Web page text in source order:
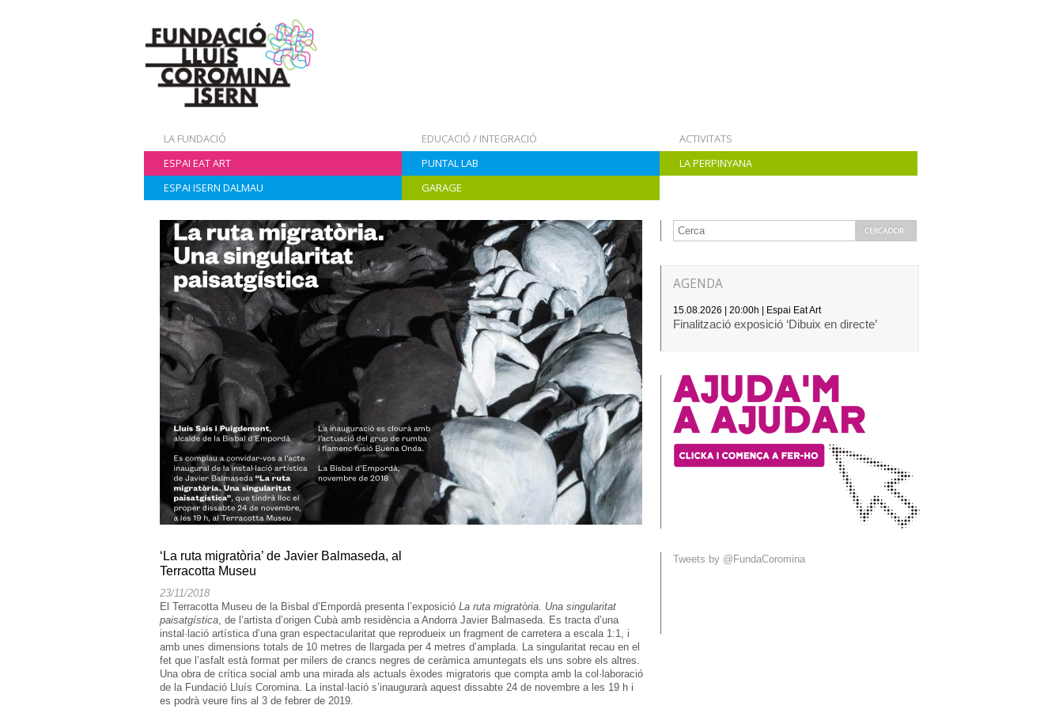
LA FUNDACIÓ EDUCACIÓ / INTEGRACIÓ
ACTIVITATS
ESPAI EAT ART
PUNTAL LAB
LA PERPINYANA
ESPAI ISERN DALMAU
GARAGE
‘La ruta migratòria’ de Javier Balmaseda, al
Terracotta Museu
23/11/2018
El Terracotta Museu de la Bisbal d’Empordà presenta l’exposició La ruta migratòria. Una singularitat
paisatgística, de l’artista d’origen Cubà amb residència a Andorra Javier Balmaseda. Es tracta d’una
instal·lació artística d’una gran espectacularitat que reprodueix un fragment de carretera a escala 1:1, i
amb unes dimensions totals de 10 metres de llargada per 4 metres d’amplada. La singularitat recau en el
fet que l’asfalt està format per milers de crancs negres de ceràmica amuntegats els uns sobre els altres.
Una obra de crítica social amb una mirada als actuals èxodes migratoris que compta amb la col·laboració
de la Fundació Lluís Coromina. La instal·lació s’inaugurarà aquest dissabte 24 de novembre a les 19 h i
es podrà veure fins al 3 de febrer de 2019.
AGENDA
15.08.2026 | 20:00h | Espai Eat Art
Finalització exposició ‘Dibuix en directe’
Tweets by @FundaCoromina